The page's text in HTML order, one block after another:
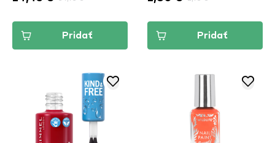
Pridať Pridať